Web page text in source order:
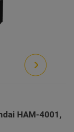
HAM-4001,